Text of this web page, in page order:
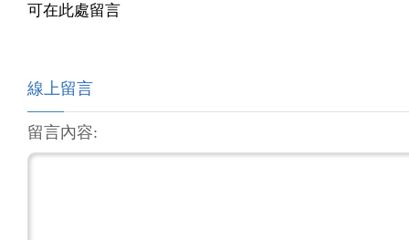
可在此處留言
線上留言
留言內容: